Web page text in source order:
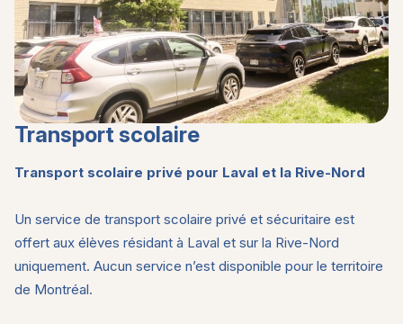
Vie scolaire
Parents
Nouvelles
Centre culturel et sportif
Salle Marguerite-Bourgeoys
Accès parents
Admission
Contact et accès
Transport scolaire
Transport scolaire privé pour Laval et la Rive-Nord
Un service de transport scolaire privé et sécuritaire est
offert aux élèves résidant à Laval et sur la Rive-Nord
uniquement. Aucun service n’est disponible pour le territoire
de Montréal.